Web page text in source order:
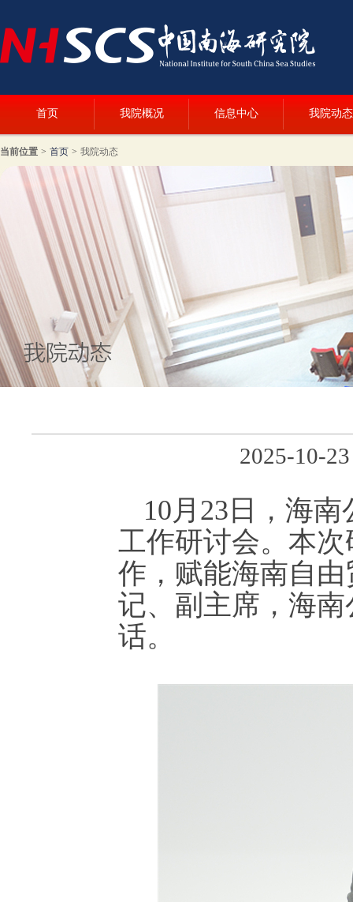
首页 我院概况 信息中心 我院动态
当前位置 > 首页 > 我院动态
2025-10-
10月23日，海
工作研讨会。本
作，赋能海南自
记、副主席，海
话。